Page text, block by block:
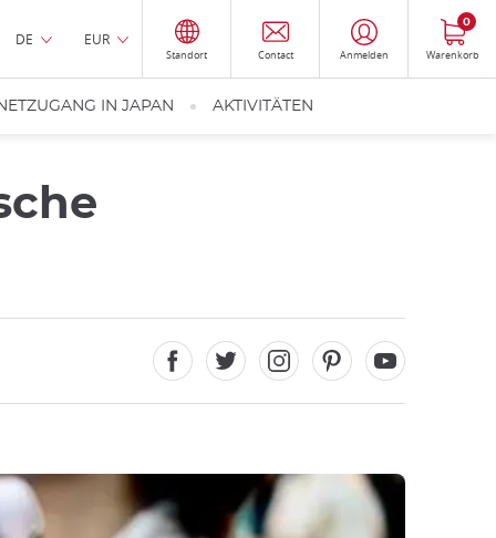
DE EUR
Standort Contact Anmelden Warenkorb
0
IN JAPAN AKTIVITÄTEN